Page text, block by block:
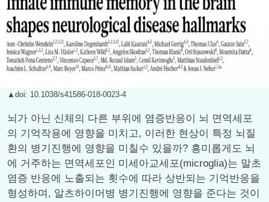
▲doi: 10.1038/s41586-018-0023-4
뇌가 아닌 신체의 다른 부위에 염증반응이 뇌 면역세포
의 기억작용에 영향을 미치고, 이러한 현상이 특정 뇌질
환의 병기진행에 영향을 미칠수 있을까? 흥미롭게도 뇌
에 거주하는 면역세포인 미세아교세포(microglia)는 말초
염증 반응에 노출되는 횟수에 따라 상반되는 기억반응을
형성하며, 알츠하이머병 병기진행에 영향을 준다는 것이